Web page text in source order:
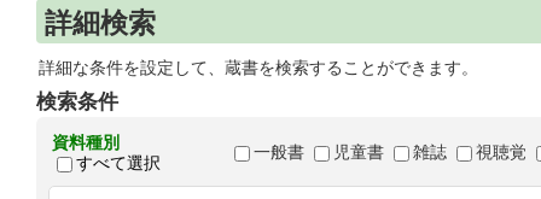
詳細検索
詳細な条件を設定して、蔵書を検索することができます。
検索条件
資料種別
すべて選択
一般書 児童書 雑誌 視聴覚